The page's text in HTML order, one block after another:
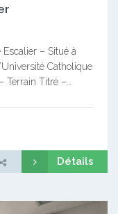
– Situé à
Catholique
Terrain Titré –…
Détails